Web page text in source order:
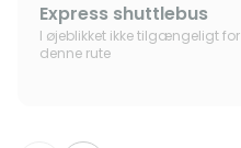
Express shuttlebus
I øjeblikket ikke tilgængeligt for
denne rute